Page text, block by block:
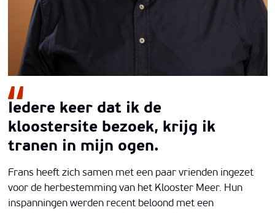
Iedere keer dat ik de
kloostersite bezoek, krijg ik
tranen in mijn ogen.
Frans heeft zich samen met een paar vrienden ingezet
voor de herbestemming van het Klooster Meer. Hun
inspanningen werden recent beloond met een